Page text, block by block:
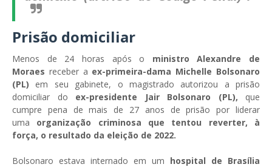
Prisão domiciliar
Menos de 24 horas após o ministro Alexandre de
Moraes receber a ex-primeira-dama Michelle Bolsonaro
(PL) em seu gabinete, o magistrado autorizou a prisão
domiciliar do ex-presidente Jair Bolsonaro (PL), que
cumpre pena de mais de 27 anos de prisão por liderar
uma organização criminosa que tentou reverter, à
força, o resultado da eleição de 2022.
Bolsonaro estava internado em um hospital de Brasília